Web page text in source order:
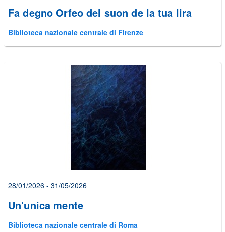
Fa degno Orfeo del suon de la tua lira
Biblioteca nazionale centrale di Firenze
28/01/2026 - 31/05/2026
Un'unica mente
Biblioteca nazionale centrale di Roma